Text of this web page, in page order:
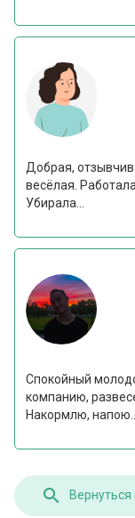
Добрая,
весёлая.
Убирала...
Спокойный
компанию,
Накормлю,
Вернуться